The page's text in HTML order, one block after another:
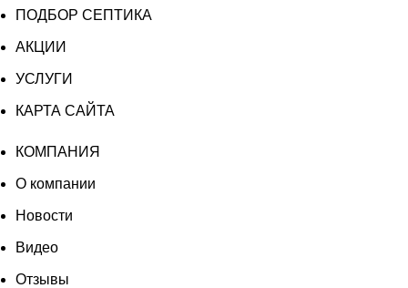
ПОДБОР СЕПТИКА
АКЦИИ
УСЛУГИ
КАРТА САЙТА
КОМПАНИЯ
О компании
Новости
Видео
Отзывы